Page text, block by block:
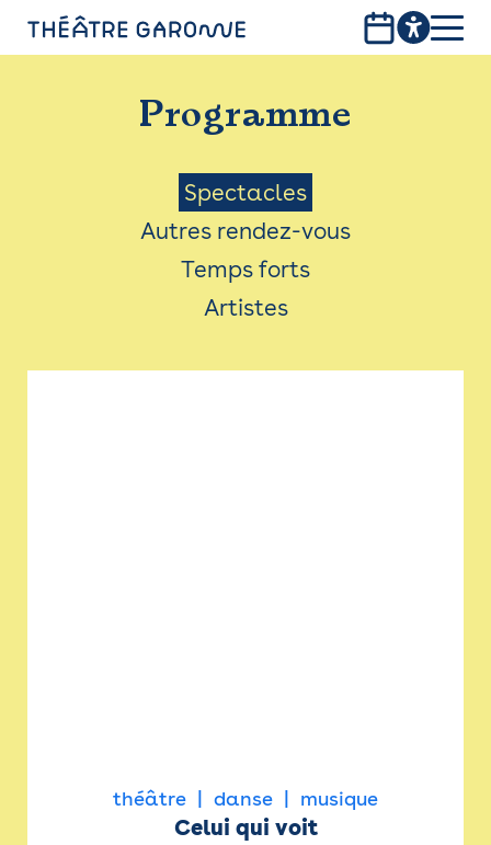
PROGRAMME
INFOS PRATIQUES
AVEC LES PUBLICS
ACCESSIBILITÉ
LES PRODUCTIONS
Programme
Menu
Saison
Spectacles
Autres rendez-vous
Temps forts
Artistes
théâtre danse musique
Celui qui voit